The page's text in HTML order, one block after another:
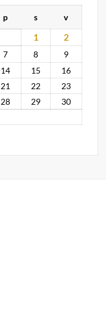
p s v
1
2
7 8
9
14 15
16
21 22
23
28 29
30